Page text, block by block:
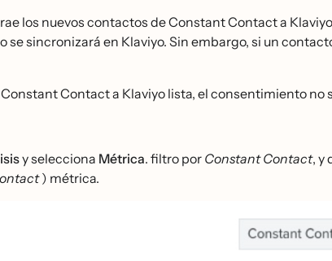
los nuevos contactos de Constant Contact a
sincronizará en Klaviyo. Sin embargo, si un
Contact a Klaviyo lista, el consentimiento no
y selecciona Métrica. filtro por Constant Contact, y
) métrica.